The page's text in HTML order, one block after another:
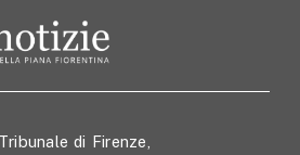
di Firenze,